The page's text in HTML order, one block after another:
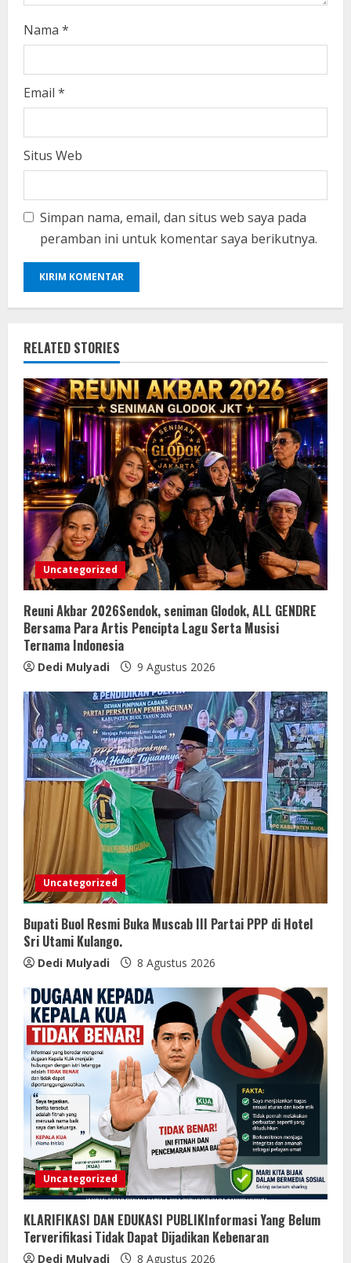
Nama *
Email *
Situs Web
Simpan nama, email, dan situs web saya pada
peramban ini untuk komentar saya berikutnya.
RELATED STORIES
Uncategorized
Reuni Akbar 2026Sendok, seniman Glodok, ALL GENDRE
Bersama Para Artis Pencipta Lagu Serta Musisi
Ternama Indonesia
Dedi Mulyadi 9 Agustus 2026
Uncategorized
Bupati Buol Resmi Buka Muscab III Partai PPP di Hotel
Sri Utami Kulango.
Dedi Mulyadi 8 Agustus 2026
Uncategorized
KLARIFIKASI DAN EDUKASI PUBLIKInformasi Yang Belum
Terverifikasi Tidak Dapat Dijadikan Kebenaran
Dedi Mulyadi 8 Agustus 2026